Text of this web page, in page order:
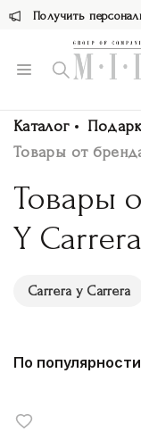
Получить
Каталог
Товары от
Товары от бренда Carrera
Y
Carrera y Carrera
По популярности